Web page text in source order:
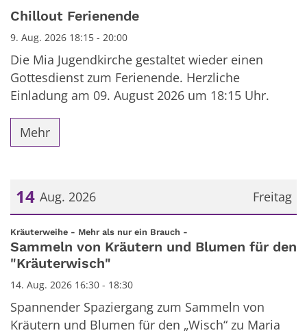
Datum: 9. August 2026
Chillout Ferienende
9. Aug. 2026 18:15 - 20:00
Die Mia Jugendkirche gestaltet wieder einen
Gottesdienst zum Ferienende. Herzliche
Einladung am 09. August 2026 um 18:15 Uhr.
Mehr
Freitag
14 Aug. 2026
Datum: 14. August 2026
Kräuterweihe - Mehr als nur ein Brauch -
Sammeln von Kräutern und Blumen für den
"Kräuterwisch"
14. Aug. 2026 16:30 - 18:30
Spannender Spaziergang zum Sammeln von
Kräutern und Blumen für den „Wisch“ zu Maria